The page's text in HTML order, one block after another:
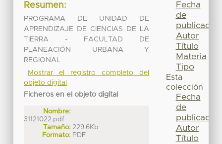
Resumen:
PROGRAMA DE UNIDAD DE
APRENDIZAJE DE CIENCIAS DE LA
TIERRA - FACULTAD DE
PLANEACIÓN URBANA Y
REGIONAL
Mostrar el registro completo del
objeto digital
Ficheros en el objeto digital
Nombre:
31121022.pdf
Tamaño: 229.6Kb
Formato: PDF
Fecha
de
publicación
Autor
Título
Materia
Tipo
Esta
colección
Fecha
de
publicación
Autor
Título